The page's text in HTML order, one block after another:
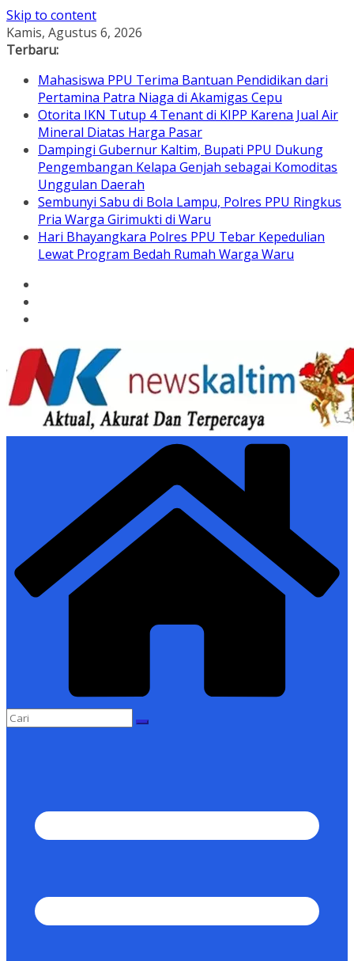
Skip to content
Kamis, Agustus 6, 2026
Terbaru:
Mahasiswa PPU Terima Bantuan Pendidikan dari
Pertamina Patra Niaga di Akamigas Cepu
Otorita IKN Tutup 4 Tenant di KIPP Karena Jual Air
Mineral Diatas Harga Pasar
Dampingi Gubernur Kaltim, Bupati PPU Dukung
Pengembangan Kelapa Genjah sebagai Komoditas
Unggulan Daerah
Sembunyi Sabu di Bola Lampu, Polres PPU Ringkus
Pria Warga Girimukti di Waru
Hari Bhayangkara Polres PPU Tebar Kepedulian
Lewat Program Bedah Rumah Warga Waru